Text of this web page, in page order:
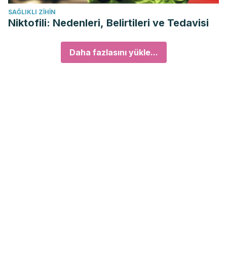
SAĞLIKLI ZIHIN
Niktofili: Nedenleri, Belirtileri ve Tedavisi
Daha fazlasını yükle...